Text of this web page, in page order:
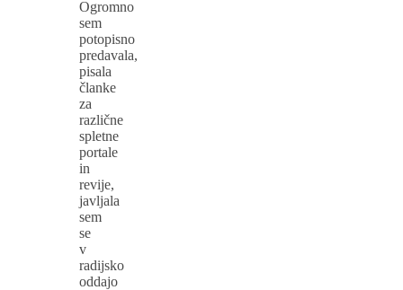
Ogromno
sem
potopisno
predavala,
pisala
članke
za
različne
spletne
portale
in
revije,
javljala
sem
se
v
radijsko
oddajo